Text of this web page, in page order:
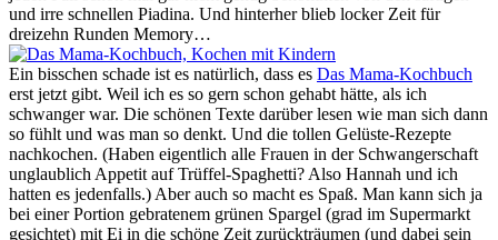
und irre schnellen Piadina. Und hinterher blieb locker Zeit für
dreizehn Runden Memory…
Ein bisschen schade ist es natürlich, dass es Das Mama-Kochbuch
erst jetzt gibt. Weil ich es so gern schon gehabt hätte, als ich
schwanger war. Die schönen Texte darüber lesen wie man sich dann
so fühlt und was man so denkt. Und die tollen Gelüste-Rezepte
nachkochen. (Haben eigentlich alle Frauen in der Schwangerschaft
unglaublich Appetit auf Trüffel-Spaghetti? Also Hannah und ich
hatten es jedenfalls.) Aber auch so macht es Spaß. Man kann sich ja
bei einer Portion gebratenem grünen Spargel (grad im Supermarkt
gesichtet) mit Ei in die schöne Zeit zurückträumen (und dabei sein